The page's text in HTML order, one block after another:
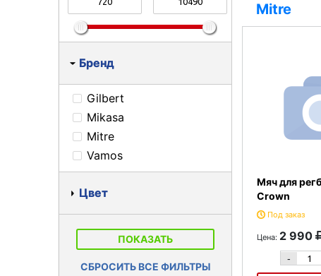
Бренд
Gilbert
Mikasa
Mitre
Vamos
Цвет
ПОКАЗАТЬ
СБРОСИТЬ ВСЕ ФИЛЬТРЫ
По
Mitre
Мяч для
Crown
Под заказ
Цена: 2 990
-